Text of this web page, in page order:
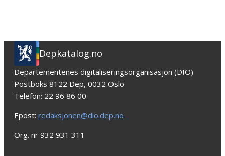
Depkatalog.no
Departementenes digitaliseringsorganisasjon (DIO)
Postboks 8122 Dep, 0032 Oslo
Telefon: 22 96 86 00
Epost: redaksjonen@dio.dep.no
Org. nr 932 931 311